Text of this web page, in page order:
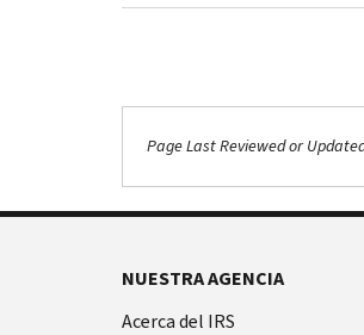
Page Last Reviewed or
NUESTRA AGENCIA
Acerca del IRS